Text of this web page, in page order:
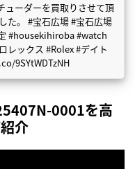
ューダーを買取りさせて頂
た。 #宝石広場 #宝石広場
#housekihiroba #watch
レックス #Rolex #デイト
9SYtWDTzNH
0001を高
介